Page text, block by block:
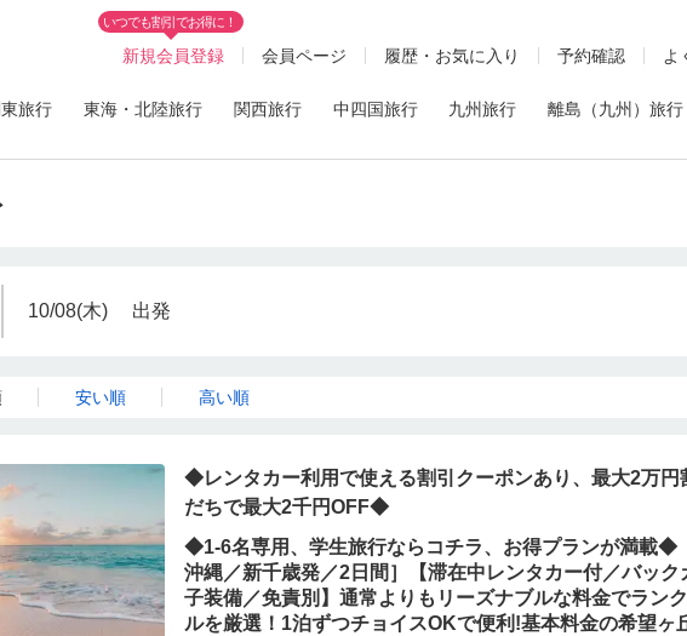
いつでも割引でお得に！
新規会員登録 会員ページ 履歴・お気に入り 予約確認 よ
旅行 東海・北陸旅行 関西旅行 中四国旅行 九州旅行 離島（九州）旅行
10/08(木) 出発
安い順 高い順
◆レンタカー利用で使える割引クーポンあり、最大2万円
だちで最大2千円OFF◆
◆1-6名専用、学生旅行ならコチラ、お得プランが満載◆
沖縄／新千歳発／2日間］【滞在中レンタカー付／バック
子装備／免責別】通常よりもリーズナブルな料金でラン
ルを厳選！1泊ずつチョイスOKで便利!基本料金の希望ヶ